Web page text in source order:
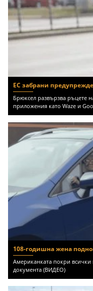
ЕС забрани
Брюксел развързва ръцете
приложения като Waze и
108-годишна жена
Американката покри всички
документа (ВИДЕО)